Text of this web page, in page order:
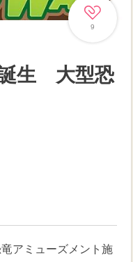
9
生 大型恐
アミューズメント施